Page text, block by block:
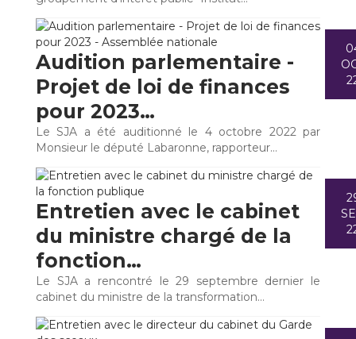
Audition parlementaire -
Projet de loi de finances
pour 2023…
Le SJA a été auditionné le 4 octobre 2022 par
Monsieur le député Labaronne, rapporteur…
Entretien avec le cabinet
du ministre chargé de la
fonction…
Le SJA a rencontré le 29 septembre dernier le
cabinet du ministre de la transformation…